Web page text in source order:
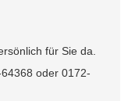
für Sie da.
oder 0172-